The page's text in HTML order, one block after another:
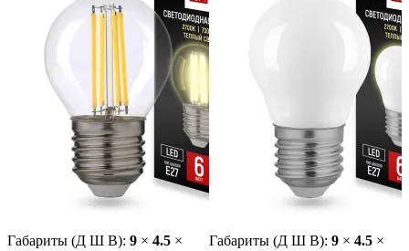
Габариты (Д Ш В): 9 × 4.5 ×
Габариты (Д Ш В): 9 × 4.5 ×